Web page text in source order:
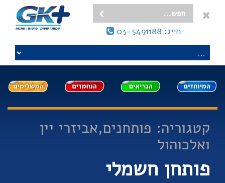
חייג: 03-5491188
קטגוריה: פותחנים,אביזרי יין
ואלכוהול
פותחן חשמלי